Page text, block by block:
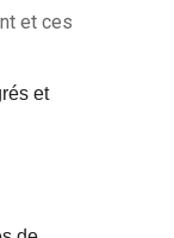
et ces
et